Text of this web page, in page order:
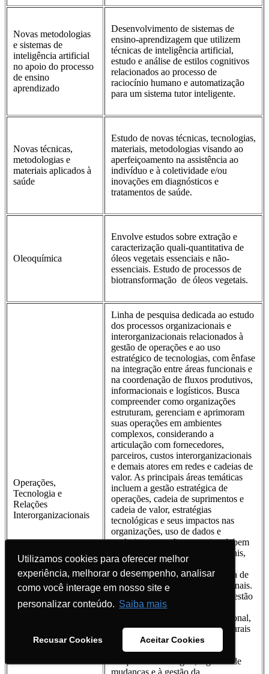
Utilizamos cookies para oferecer melhor
experiência, melhorar o desempenho, analisar
como você interage em nosso site e
personalizar conteúdo. Saiba mais
Recusar Cookies Aceitar Cookies
Utilizamos cookies para oferecer melhor
experiência, melhorar o desempenho, analisar
como você interage em nosso site e
personalizar conteúdo. Saiba mais
Recusar Cookies Aceitar Cookies
Novas metodologias
e sistemas de
inteligência artificial
no apoio do processo
de ensino
aprendizado
Desenvolvimento de sistemas de
ensino-aprendizagem que utilizem
técnicas de inteligência artificial,
estudo e análise de estilos cognitivos
relacionados ao processo de
raciocínio humano e automatização
para um sistema tutor inteligente.
Novas técnicas,
metodologias e
materiais aplicados à
saúde
Estudo de novas técnicas, tecnologias,
materiais, metodologias visando ao
aperfeiçoamento na assistência ao
indivíduo e à coletividade e/ou
inovações em diagnósticos e
tratamentos de saúde.
Oleoquímica
Envolve estudos sobre extração e
caracterização quali-quantitativa de
óleos vegetais essenciais e não-
essenciais. Estudo de processos de
biotransformação de óleos vegetais.
Operações,
Tecnologia e
Relações
Interorganizacionais
Linha de pesquisa dedicada ao estudo
dos processos organizacionais e
interorganizacionais relacionados à
gestão de operações e ao uso
estratégico de tecnologias, com ênfase
na integração entre áreas funcionais e
na coordenação de fluxos produtivos,
informacionais e logísticos. Busca
compreender como organizações
estruturam, gerenciam e aprimoram
suas operações em ambientes
complexos, considerando a
articulação com fornecedores,
parceiros, custos interorganizacionais
e demais atores em redes e cadeias de
valor. As principais áreas temáticas
incluem a gestão estratégica de
operações, cadeia de suprimentos e
cadeia de valor, estratégias
tecnológicas e seus impactos nas
organizações, uso de dados e
analytics na gestão operacional, bem
como relações interorganizacionais,
redes e cadeias produtivas,
aglomerações produtivas, tomada de
decisão e custos intraorganizacionais.
Contempla, ainda, a análise da gestão
de pessoas e liderança nas
organizações, cultura organizacional,
aspectos comportamentais e culturais
associados às operações,
especialmente no que se refere à
adoção de tecnologias, à gestão de